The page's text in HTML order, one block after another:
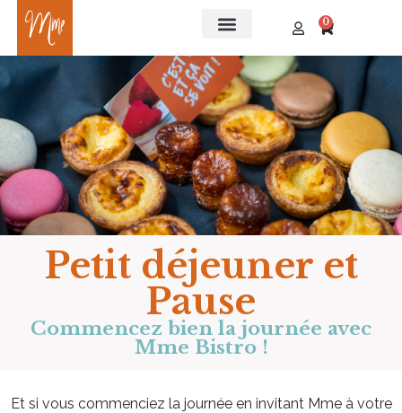
0
Petit déjeuner et
Pause
Commencez bien la journée avec
Mme Bistro !
Et si vous commenciez la journée en invitant Mme à votre